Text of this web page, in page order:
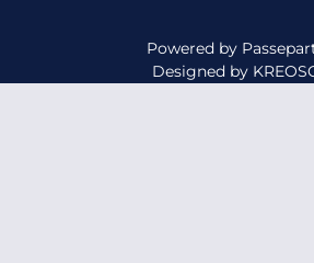
Powered by
Designed by